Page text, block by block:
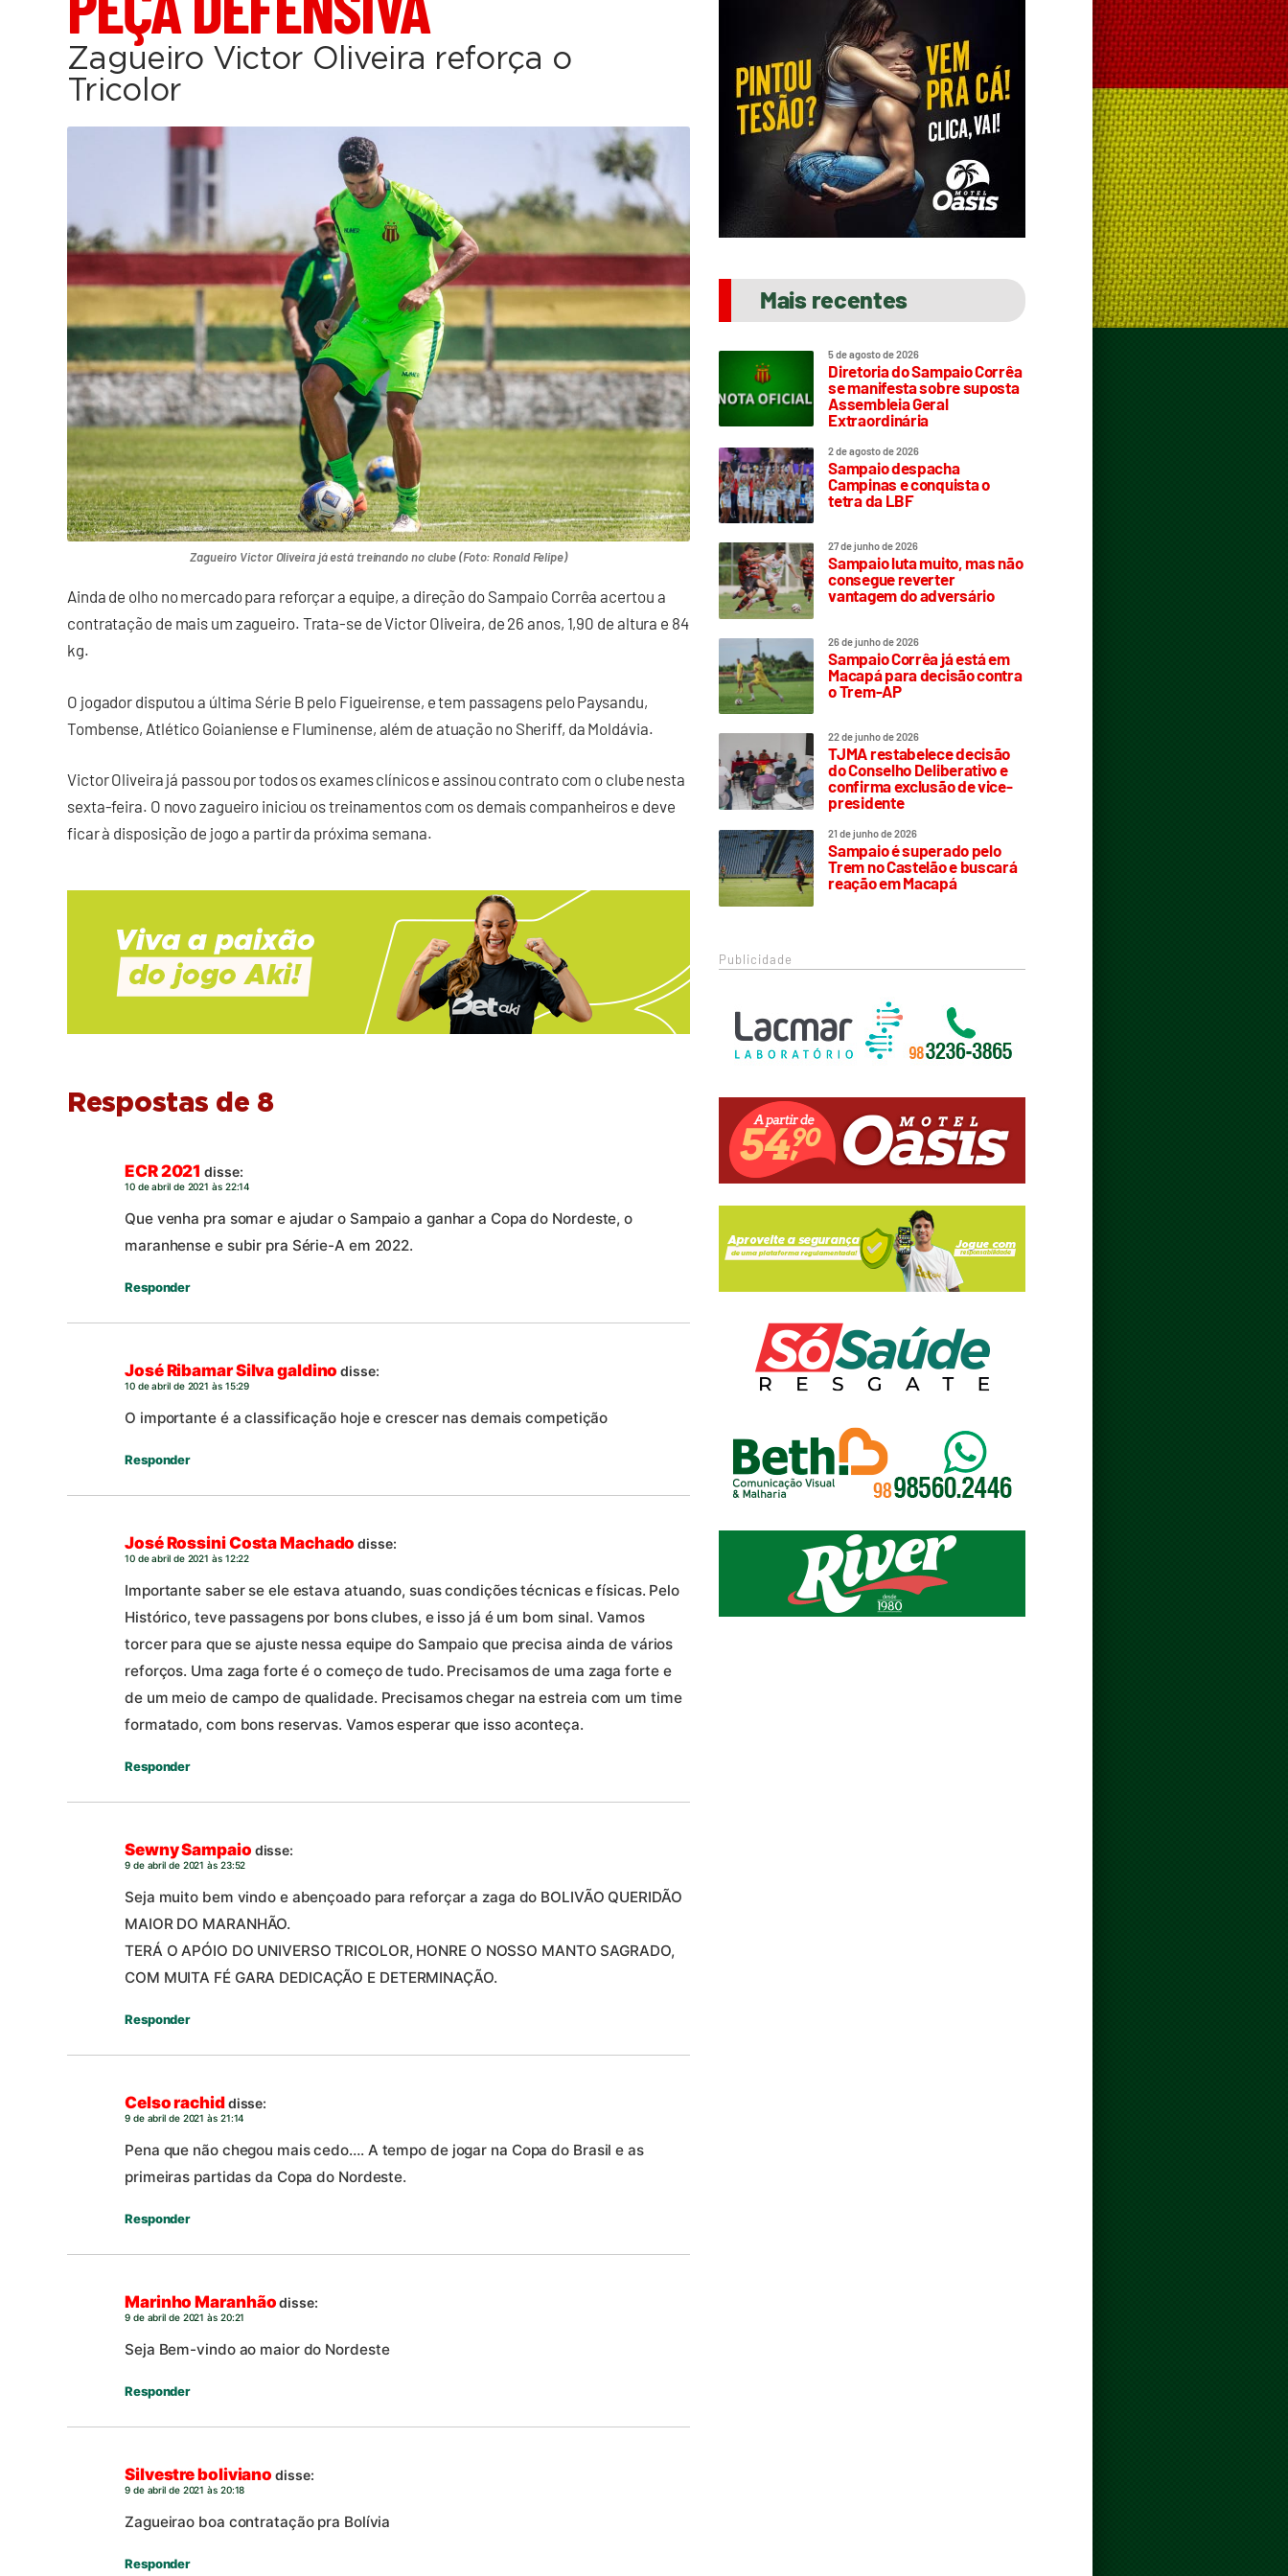
Zagueiro Victor Oliveira reforça o
Tricolor
Zagueiro Victor Oliveira já está treinando no clube (Foto: Ronald Felipe)
Ainda de olho no mercado para reforçar a equipe, a direção do Sampaio Corrêa acertou a
contratação de mais um zagueiro. Trata-se de Victor Oliveira, de 26 anos, 1,90 de altura e 84
kg.
O jogador disputou a última Série B pelo Figueirense, e tem passagens pelo Paysandu,
Tombense, Atlético Goianiense e Fluminense, além de atuação no Sheriff, da Moldávia.
Victor Oliveira já passou por todos os exames clínicos e assinou contrato com o clube nesta
sexta-feira. O novo zagueiro iniciou os treinamentos com os demais companheiros e deve
ficar à disposição de jogo a partir da próxima semana.
Respostas de 8
ECR 2021 disse:
10 de abril de 2021 às 22:14
Que venha pra somar e ajudar o Sampaio a ganhar a Copa do Nordeste, o
maranhense e subir pra Série-A em 2022.
Responder
José Ribamar Silva galdino disse:
10 de abril de 2021 às 15:29
O importante é a classificação hoje e crescer nas demais competição
Responder
José Rossini Costa Machado disse:
10 de abril de 2021 às 12:22
Importante saber se ele estava atuando, suas condições técnicas e físicas. Pelo
Histórico, teve passagens por bons clubes, e isso já é um bom sinal. Vamos
torcer para que se ajuste nessa equipe do Sampaio que precisa ainda de vários
reforços. Uma zaga forte é o começo de tudo. Precisamos de uma zaga forte e
de um meio de campo de qualidade. Precisamos chegar na estreia com um time
formatado, com bons reservas. Vamos esperar que isso aconteça.
Responder
Sewny Sampaio disse:
9 de abril de 2021 às 23:52
Seja muito bem vindo e abençoado para reforçar a zaga do BOLIVÃO QUERIDÃO
MAIOR DO MARANHÃO.
TERÁ O APÓIO DO UNIVERSO TRICOLOR, HONRE O NOSSO MANTO SAGRADO,
COM MUITA FÉ GARA DEDICAÇÃO E DETERMINAÇÃO.
Responder
Celso rachiddisse:
9 de abril de 2021 às 21:14
Pena que não chegou mais cedo…. A tempo de jogar na Copa do Brasil e as
primeiras partidas da Copa do Nordeste.
Responder
Marinho Maranhãodisse:
9 de abril de 2021 às 20:21
Seja Bem-vindo ao maior do Nordeste
Responder
Silvestre boliviano disse:
9 de abril de 2021 às 20:18
Zagueirao boa contratação pra Bolívia
Responder
Mais recentes
5 de agosto de 2026
Diretoria do Sampaio Corrêa
se manifesta sobre suposta
Assembleia Geral
Extraordinária
2 de agosto de 2026
Sampaio despacha
Campinas e conquista o
tetra da LBF
27 de junho de 2026
Sampaio luta muito, mas não
consegue reverter
vantagem do adversário
26 de junho de 2026
Sampaio Corrêa já está em
Macapá para decisão contra
o Trem-AP
22 de junho de 2026
TJMA restabelece decisão
do Conselho Deliberativo e
confirma exclusão de vice-
presidente
21 de junho de 2026
Sampaio é superado pelo
Trem no Castelão e buscará
reação em Macapá
Publicidade